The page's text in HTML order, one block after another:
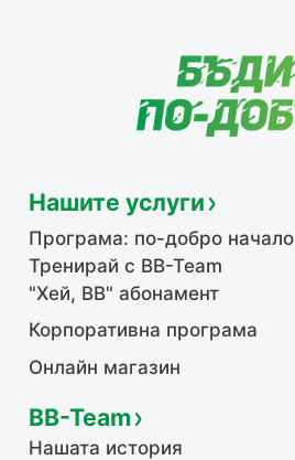
Нашите услуги
Програма: по-добро начало
Тренирай с BB-Team
"Хей, ВВ" абонамент
Корпоративна програма
Онлайн магазин
BB-Team
Нашата история